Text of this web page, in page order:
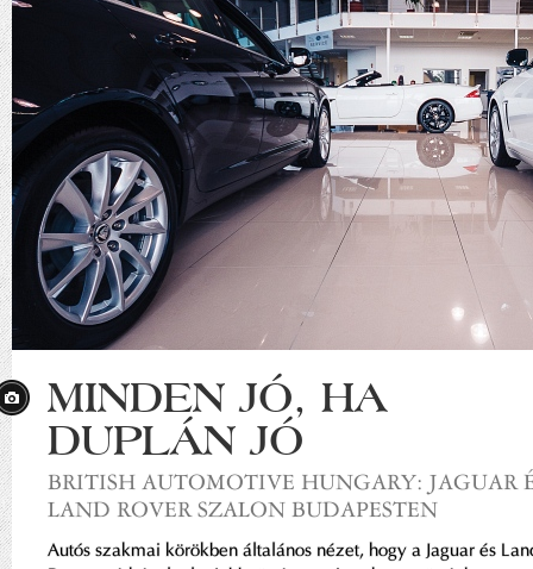
MINDEN JÓ, HA
DUPLÁN JÓ
BRITISH AUTOMOTIVE HUNGARY: JAGUAR
LAND ROVER SZALON BUDAPESTEN
Autós szakmai körökben általános nézet, hogy a Jaguar és